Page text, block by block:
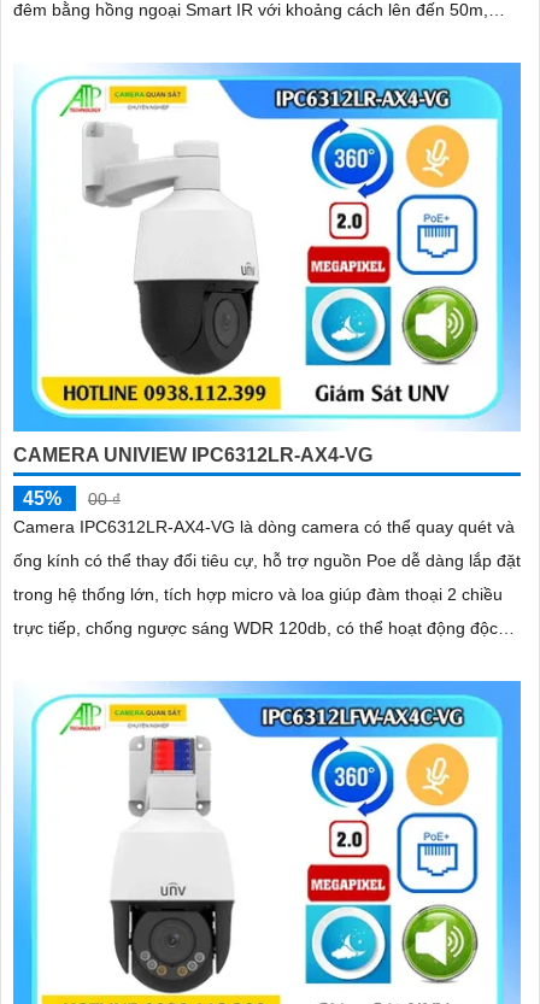
đêm bằng hồng ngoại Smart IR với khoảng cách lên đến 50m,
CAMERA UNIVIEW IPC6312LR-AX4-VG
45%
00 ₫
Camera IPC6312LR-AX4-VG là dòng camera có thể quay quét và
ống kính có thể thay đổi tiêu cự, hỗ trợ nguồn Poe dễ dàng lắp đặt
trong hệ thống lớn, tích hợp micro và loa giúp đàm thoại 2 chiều
trực tiếp, chống ngược sáng WDR 120db, có thể hoạt động độc